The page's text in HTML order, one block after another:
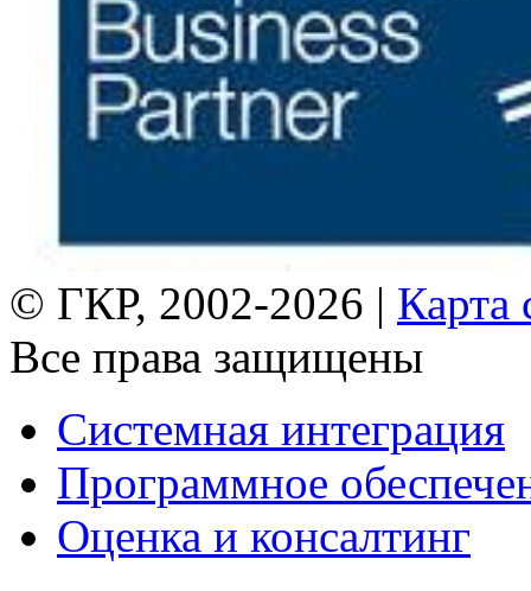
© ГКР, 2002-2026 | Карта
Все права защищены
Системная интеграция
Программное
Оценка и консалтинг